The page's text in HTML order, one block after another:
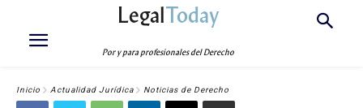
LegalToday
Por y para profesionales del Derecho
Inicio Actualidad Jurídica Noticias de Derecho